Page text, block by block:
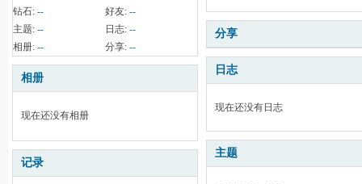
钻石: -- 好友: --
主题: -- 日志: --
相册: -- 分享: --
相册
现在还没有相册
记录
分享
日志
现在还没有日志
主题